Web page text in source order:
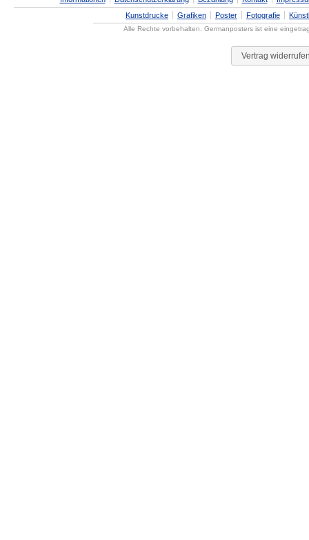
Kunstdrucke
Grafiken Poster Fotografie
Alle Rechte vorbehalten. Germanposters ist eine
Vertrag